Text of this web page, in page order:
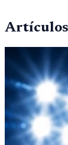
Artículos